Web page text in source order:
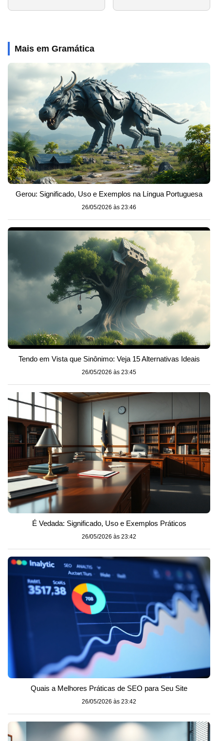
Mais em Gramática
Gerou: Significado, Uso e Exemplos na Língua Portuguesa
26/05/2026 às 23:46
Tendo em Vista que Sinônimo: Veja 15 Alternativas Ideais
26/05/2026 às 23:45
É Vedada: Significado, Uso e Exemplos Práticos
26/05/2026 às 23:42
Quais a Melhores Práticas de SEO para Seu Site
26/05/2026 às 23:42